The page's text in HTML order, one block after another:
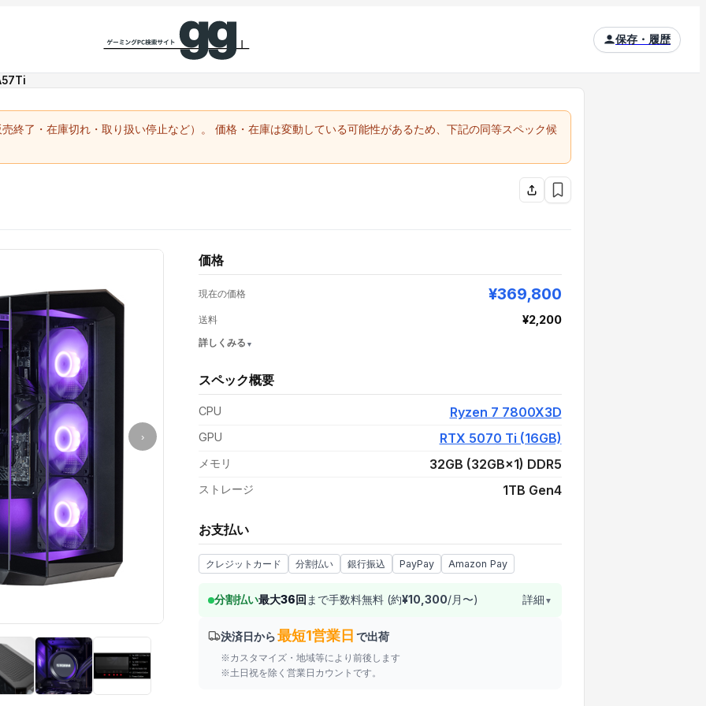
保存・履歴
終了・在庫切れ・取り扱い停止など）。 価格・在庫は変動している可能性があるため、下記の同等スペック候
›
価格
現在の価格 ¥369,800
送料 ¥2,200
詳しくみる
支払い額（値引き・送料込み） ¥372,000
スペック概要
CPU Ryzen 7 7800X3D
GPU RTX 5070 Ti (16GB)
メモリ 32GB (32GB×1) DDR5
ストレージ 1TB Gen4
お支払い
クレジットカード 分割払い 銀行振込 PayPay Amazon Pay
分割払い最大36回 まで手数料無料 (約¥10,300/月〜) 詳細 ▼
決済日から最短1営業日 で出荷
※カスタマイズ・地域等により前後します
※土日祝を除く営業日カウントです。